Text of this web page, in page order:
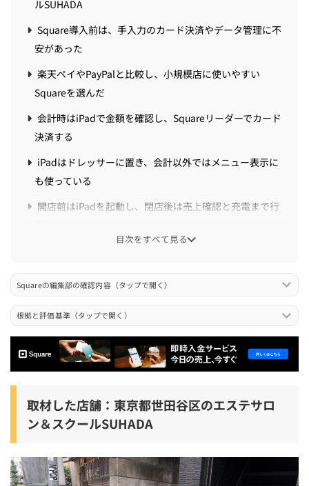
ルSUHADA
Square導入前は、手入力のカード決済やデータ管理に不
安があった
楽天ペイやPayPalと比較し、小規模店に使いやすい
Squareを選んだ
会計時はiPadで金額を確認し、Squareリーダーでカード
決済する
iPadはドレッサーに置き、会計以外ではメニュー表示に
も使っている
開店前はiPadを起動し、閉店後は売上確認と充電まで行
予約管理と顧客管理をSquareに寄せられるのが助かって
いる
会計時間は大きく変わらないが、経理作業は30分から10
分に短縮
スタッフ教育はしやすいが、権限設定では毎回少し考え
端末の反応が悪いときはあるが、決済リンクで対応でき
る場面もある
サポート対応
目次をすべて見る
Squareの編集部の確認内容（タップで開く）
根拠と評価基準（タップで開く）
取材した店舗：東京都世田谷区のエステサロ
ン＆スクールSUHADA